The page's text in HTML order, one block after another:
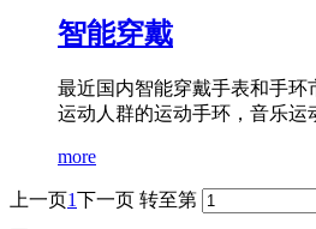
智能穿戴
最近国内智能穿戴手表和手
运动人群的运动手环，音乐运
more
上一页1下一页 转至第